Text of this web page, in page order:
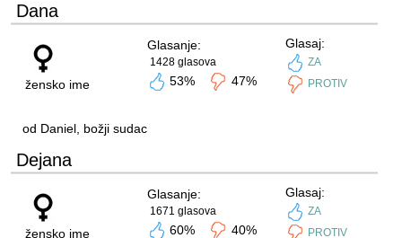
Dana
žensko ime
Glasanje:
1428 glasova
53% 47%
Glasaj:
ZA
PROTIV
od Daniel, božji sudac
Dejana
žensko ime
Glasanje:
1671 glasova
60% 40%
Glasaj:
ZA
PROTIV